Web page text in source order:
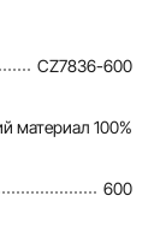
CZ7836-600
материал 100%
600